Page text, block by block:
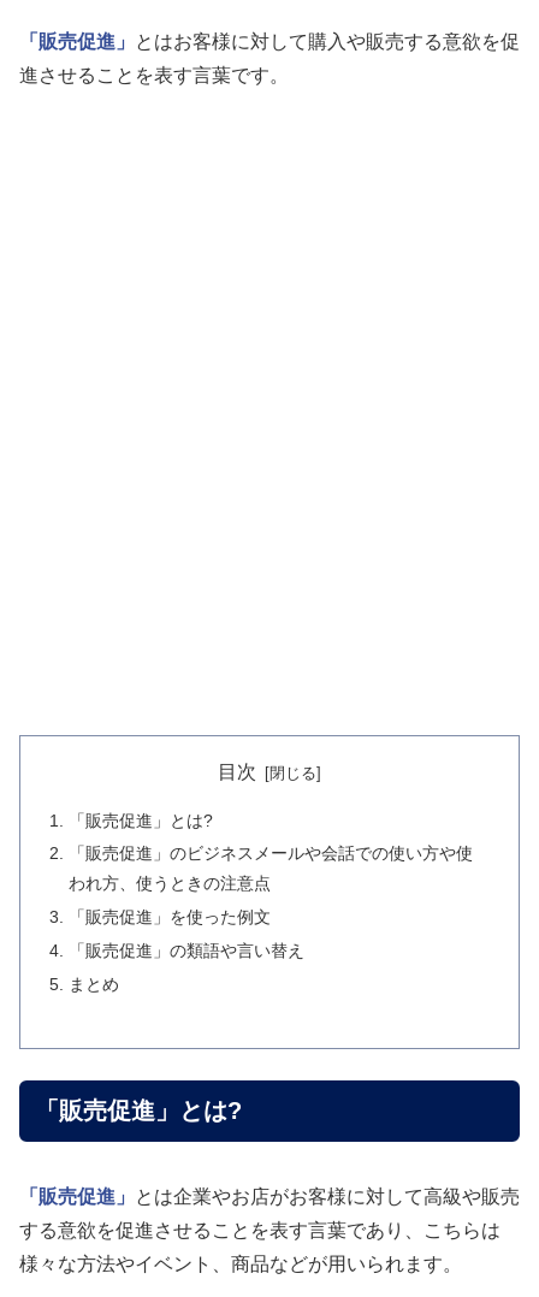
「販売促進」
とはお客様に対して購入や販売する意欲を促
進させることを表す言葉です。
目次
「販売促進」とは?
「販売促進」のビジネスメールや会話での使い方や使
われ方、使うときの注意点
「販売促進」を使った例文
「販売促進」の類語や言い替え
まとめ
「販売促進」とは?
「販売促進」
とは企業やお店がお客様に対して高級や販売
する意欲を促進させることを表す言葉であり、こちらは
様々な方法やイベント、商品などが用いられます。